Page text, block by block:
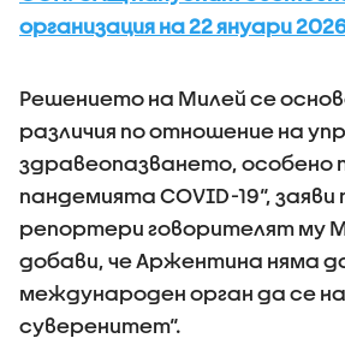
организация на 22 януари
Решението на Милей се
различия по отношение на
здравеопазването, особено
пандемията COVID-19“, заяви
репортери говорителят му
добави, че Аржентина няма
международен орган да се
суверенитет“.